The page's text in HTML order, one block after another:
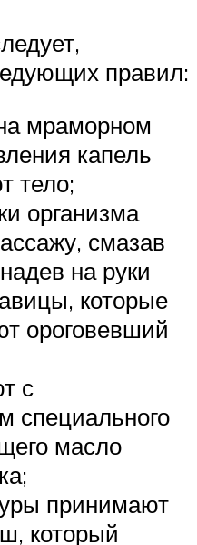
правил:
мраморном
капель
тело;
организма
смазав
на руки
которые
ороговевший
с
специального
масло
принимают
который